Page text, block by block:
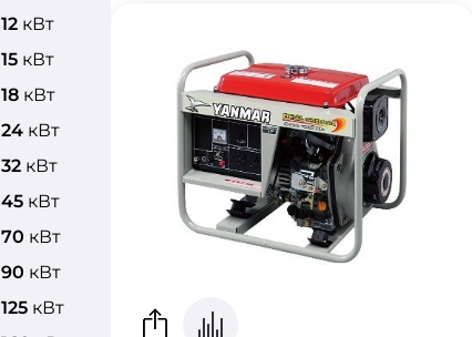
12 кВт
15 кВт
18 кВт
24 кВт
32 кВт
45 кВт
70 кВт
90 кВт
125 кВт